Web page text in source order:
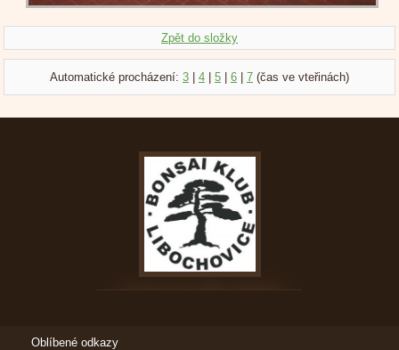
Zpět do složky
Automatické procházení: 3 | 4 | 5 | 6 | 7 (čas ve vteřinách)
Oblíbené odkazy